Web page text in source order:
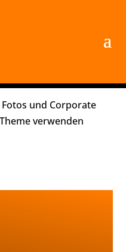
Fotos und Corporate
verwenden